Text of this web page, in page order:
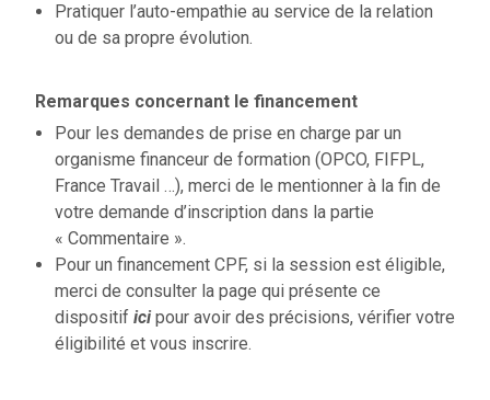
Pratiquer l’auto-empathie au service de la relation
ou de sa propre évolution.
Remarques concernant le financement
Pour les demandes de prise en charge par un
organisme financeur de formation (OPCO, FIFPL,
France Travail …), merci de le mentionner à la fin de
votre demande d’inscription dans la partie
« Commentaire ».
Pour un financement CPF, si la session est éligible,
merci de consulter la page qui présente ce
dispositif icipour avoir des précisions, vérifier votre
éligibilité et vous inscrire.